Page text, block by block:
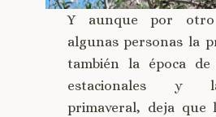
Y aunque por
algunas personas la
también la época de
estacionales y
primaveral, deja que